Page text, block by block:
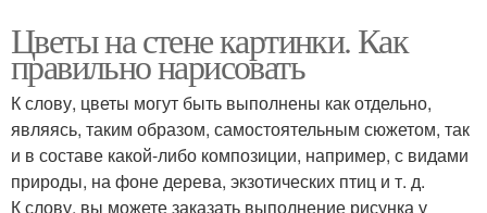
Цветы на стене картинки. Как
правильно нарисовать
К слову, цветы могут быть выполнены как отдельно,
являясь, таким образом, самостоятельным сюжетом, так
и в составе какой-либо композиции, например, с видами
природы, на фоне дерева, экзотических птиц и т. д.
К слову, вы можете заказать выполнение рисунка у